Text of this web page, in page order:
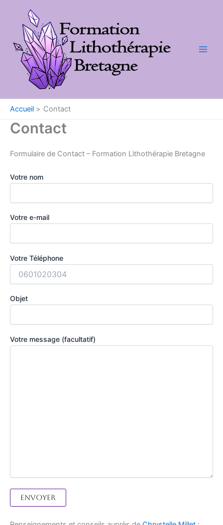
contenu
Accueil Contact
Contact
Formulaire de Contact – Formation Lithothérapie Bretagne
Votre nom
Votre e-mail
Votre Téléphone
Objet
Votre message (facultatif)